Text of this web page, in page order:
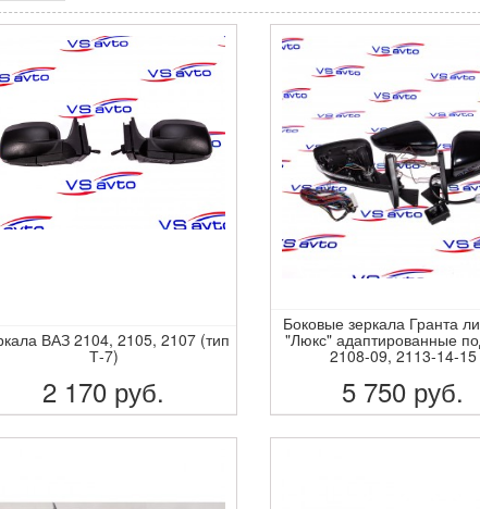
ВАЗ 2104, 2105, 2107 (тип
Т-7)
2 170 руб.
ПОДРОБНЕЕ
Боковые зеркала Гранта
"Люкс" адаптированные
2108-09, 2113-14-15
5 750 руб.
ПОДРОБНЕЕ